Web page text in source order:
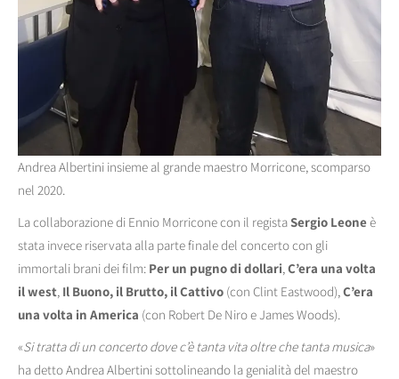
Andrea Albertini insieme al grande maestro Morricone, scomparso
nel 2020.
La collaborazione di Ennio Morricone con il registaSergio Leone è
stata invece riservata alla parte finale del concerto con gli
immortali brani dei film: Per un pugno di dollari, C’era una volta
il west, Il Buono, il Brutto, il Cattivo (con Clint Eastwood), C’era
una volta in America (con Robert De Niro e James Woods).
«Si tratta di un concerto dove c’è tanta vita oltre che tanta musica»
ha detto Andrea Albertini sottolineando la genialità del maestro